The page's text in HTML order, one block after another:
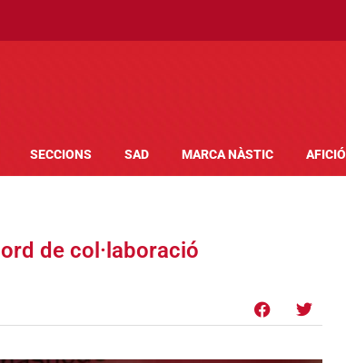
SECCIONS SAD MARCA NÀSTIC AFICIÓ
de col·laboració